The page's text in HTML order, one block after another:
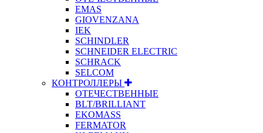
EMAS
GIOVENZANA
IEK
SCHINDLER
SCHNEIDER ELECTRIC
SCHRACK
SELCOM
КОНТРОЛЛЕРЫ
ОТЕЧЕСТВЕННЫЕ
BLT/BRILLIANT
EKOMASS
FERMATOR